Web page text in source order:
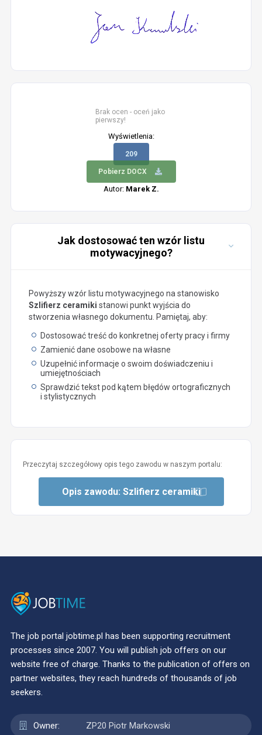
Brak ocen - oceń jako
pierwszy!
Wyświetlenia:
209
Pobierz DOCX
Autor: Marek Z.
Jak dostosować ten wzór listu
motywacyjnego?
Powyższy wzór listu motywacyjnego na stanowisko
Szlifierz ceramiki stanowi punkt wyjścia do
stworzenia własnego dokumentu. Pamiętaj, aby:
Dostosować treść do konkretnej oferty pracy i firmy
Zamienić dane osobowe na własne
Uzupełnić informacje o swoim doświadczeniu i
umiejętnościach
Sprawdzić tekst pod kątem błędów ortograficznych
i stylistycznych
Przeczytaj szczegółowy opis tego zawodu w naszym portalu:
Opis zawodu: Szlifierz ceramiki
The job portal jobtime.pl has been supporting recruitment
processes since 2007. You will publish job offers on our
website free of charge. Thanks to the publication of offers on
partner websites, they reach hundreds of thousands of job
seekers.
Owner: ZP20 Piotr Markowski